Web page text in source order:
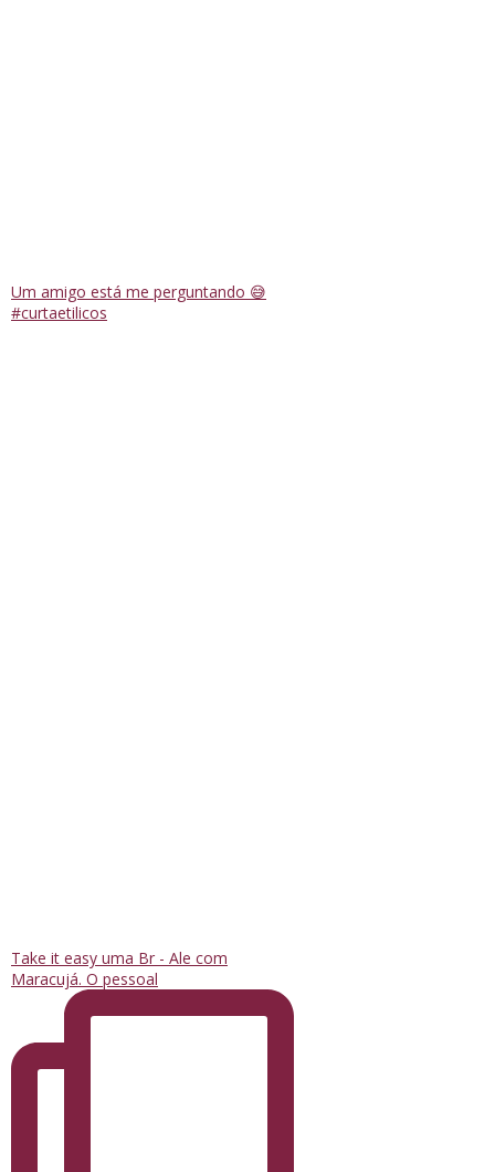
Um amigo está me perguntando 😅
#curtaetilicos
Take it easy uma Br - Ale com
Maracujá. O pessoal